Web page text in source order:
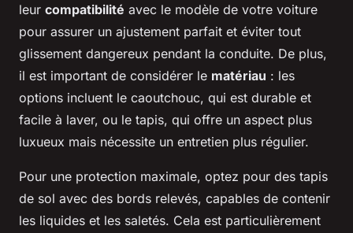
leur compatibilité avec le modèle de votre voiture
pour assurer un ajustement parfait et éviter tout
glissement dangereux pendant la conduite. De plus,
il est important de considérer le matériau : les
options incluent le caoutchouc, qui est durable et
facile à laver, ou le tapis, qui offre un aspect plus
luxueux mais nécessite un entretien plus régulier.
Pour une protection maximale, optez pour des tapis
de sol avec des bords relevés, capables de contenir
les liquides et les saletés. Cela est particulièrement